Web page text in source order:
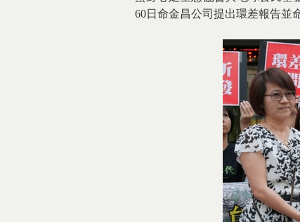
60日命金昌公司提出環差報告並